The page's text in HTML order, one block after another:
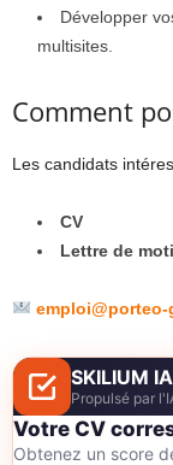
Développer
multisites.
Comment
Les candidats
CV
Lettre de
SKILIUM
Propulsé par
Votre CV
Obtenez un score